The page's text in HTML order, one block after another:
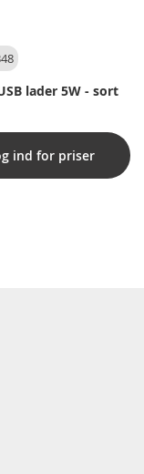
lader 5W - sort
ind for priser